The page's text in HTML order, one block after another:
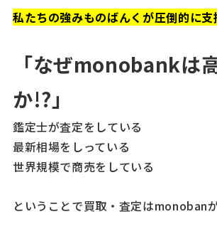
私たちの強みものばんくが圧倒的に支
「なぜmonobankは
か!?」
鑑定士が査定をしている
最新相場をしっている
世界規模で商売をしている
ということで買取・査定はmonoban